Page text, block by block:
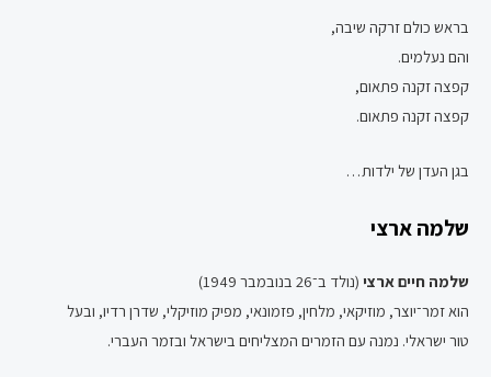
בראש כולם זרקה שיבה,
והם נעלמים.
קפצה זקנה פתאום,
קפצה זקנה פתאום.
בגן העדן של ילדות…
שלמה ארצי
שלמה חיים ארצי
(נולד ב־26 בנובמבר 1949)
הוא זמר־יוצר, מוזיקאי, מלחין, פזמונאי, מפיק מוזיקלי, שדרן רדיו, ובעל
טור ישראלי. נמנה עם הזמרים המצליחים בישראל ובזמר העברי.